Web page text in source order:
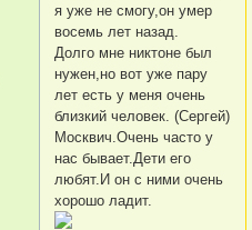
я уже не смогу,он умер
восемь лет назад.
Долго мне никтоне был
нужен,но вот уже пару
лет есть у меня очень
близкий человек. (Сергей)
Москвич.Очень часто у
нас бывает.Дети его
любят.И он с ними очень
хорошо ладит.